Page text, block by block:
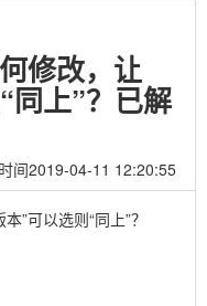
修改，让
上”？ 已解
间2019-04-11 12:20:55
”可以选则“同上”？